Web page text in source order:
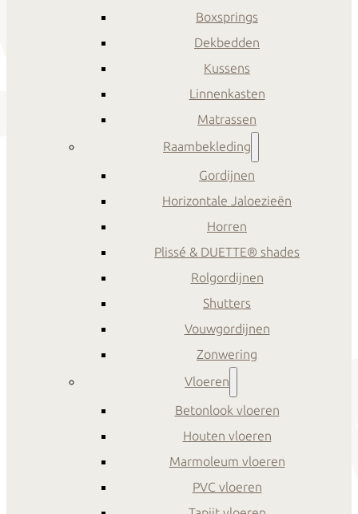
Boxsprings
Dekbedden
Kussens
Linnenkasten
Matrassen
Raambekleding
Gordijnen
Horizontale Jaloezieën
Horren
Plissé & DUETTE® shades
Rolgordijnen
Shutters
Vouwgordijnen
Zonwering
Vloeren
Betonlook vloeren
Houten vloeren
Marmoleum vloeren
PVC vloeren